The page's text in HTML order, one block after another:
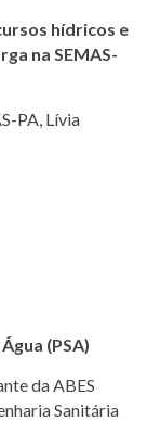
hídricos e
na SEMAS-
PA, Lívia
(PSA)
da ABES
Sanitária